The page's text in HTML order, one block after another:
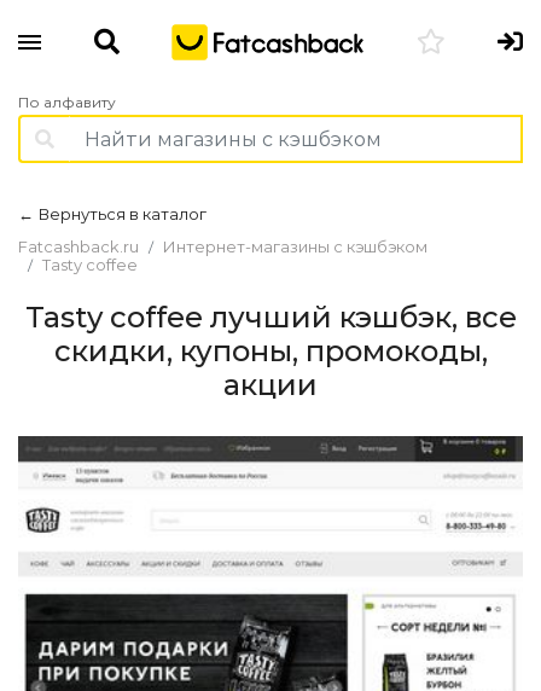
По алфавиту
← Вернуться в каталог
Fatcashback.ru
Интернет-магазины с кэшбэком
Tasty coffee
Tasty coffee лучший кэшбэк, все
скидки, купоны, промокоды,
акции